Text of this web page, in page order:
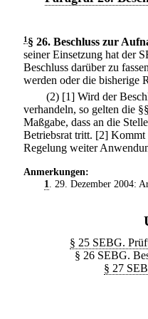
1 § 26. Beschluss zur
seiner Einsetzung hat der
Beschluss darüber zu
werden oder die bisherige
(2) [1] Wird der
verhandeln, so gelten die
Maßgabe, dass an die
Betriebsrat tritt. [2] Kommt
Regelung weiter
Anmerkungen:
1. 29. Dezember 2004:
§ 25 SEBG.
§ 26 SEBG.
§ 27